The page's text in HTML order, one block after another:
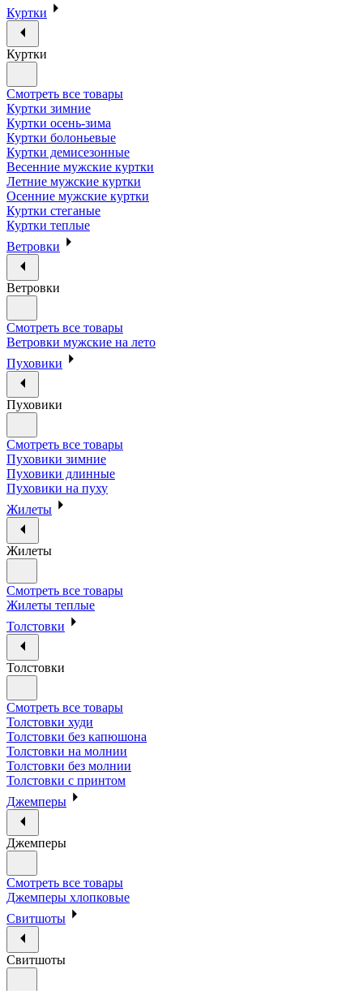
Куртки
Куртки
Смотреть все товары
Куртки зимние
Куртки осень-зима
Куртки болоньевые
Куртки демисезонные
Весенние мужские куртки
Летние мужские куртки
Осенние мужские куртки
Куртки стеганые
Куртки теплые
Ветровки
Ветровки
Смотреть все товары
Ветровки мужские на лето
Пуховики
Пуховики
Смотреть все товары
Пуховики зимние
Пуховики длинные
Пуховики на пуху
Жилеты
Жилеты
Смотреть все товары
Жилеты теплые
Толстовки
Толстовки
Смотреть все товары
Толстовки худи
Толстовки без капюшона
Толстовки на молнии
Толстовки без молнии
Толстовки с принтом
Джемперы
Джемперы
Смотреть все товары
Джемперы хлопковые
Свитшоты
Свитшоты